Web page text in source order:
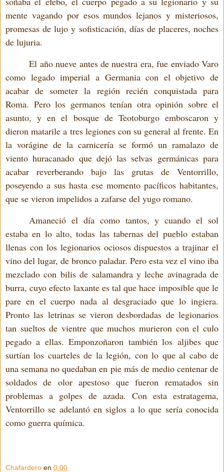
mente vagando por esos mundos lejanos y misteriosos,
promesas de lujo y sofisticación, días de placeres, noches
de lujuria.
El año nueve antes de nuestra era, fue enviado Varo
como legado imperial a Germania con el objetivo de
acabar de someter la región recién conquistada para
Roma. Pero los germanos tenían otra opinión sobre el
asunto, y en el bosque de Teotoburgo emboscaron y
dieron matarile a tres legiones con su general al frente. En
la vorágine de la carnicería se formó un ramalazo de
viento huracanado que dejó las selvas germánicas para
acabar reverberando bajo las grutas de Ventorrillo,
poseyendo a sus hasta ese momento pacíficos habitantes,
que se vieron impelidos a zafarse del yugo romano.
Amaneció el día como tantos, y cuando el sol
estaba en lo alto, todas las tabernas del pueblo estaban
llenas con los legionarios ociosos dispuestos a trajinar el
vino del lugar, de bronco paladar. Pero esta vez el vino iba
mezclado con bilis de salamandra y leche avinagrada de
burra, cuyo efecto laxante es tal que hace imposible que le
pare en el cuerpo nada al desgraciado que lo ingiera.
Pronto las letrinas se vieron desbordadas de legionarios
tan sueltos de vientre que muchos murieron con el culo
pegado a ellas. Emponzoñaron también los aljibes que
surtían los cuarteles de la legión, con lo que al cabo de
una semana no quedaban en pie más de medio centenar de
soldados de olor apestoso que fueron rematados sin
problemas a golpes de azada. Con esta estratagema,
Ventorrillo se adelantó en siglos a lo que sería conocida
como guerra química.
Chafardero en 0:00